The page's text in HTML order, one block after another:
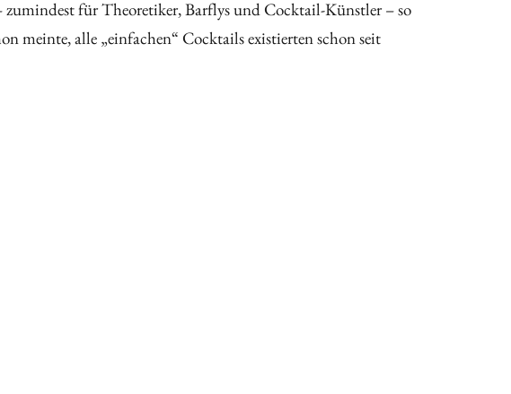
zumindest für Theoretiker, Barflys und Cocktail-Künstler – so
meinte, alle „einfachen“ Cocktails existierten schon seit